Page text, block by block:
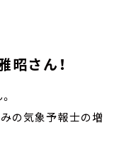
昭さん！
の気象予報士の増